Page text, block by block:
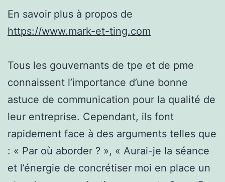
En savoir plus à propos de
https://www.mark-et-ting.com
Tous les gouvernants de tpe et de pme
connaissent l’importance d’une bonne
astuce de communication pour la qualité de
leur entreprise. Cependant, ils font
rapidement face à des arguments telles que
: « Par où aborder ? », « Aurai-je la séance
et l’énergie de concrétiser moi en place un